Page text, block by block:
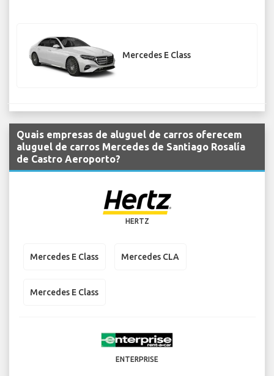
Mercedes E Class
Quais empresas de aluguel de carros oferecem
aluguel de carros Mercedes de Santiago Rosalía
de Castro Aeroporto?
HERTZ
Mercedes E Class Mercedes CLA
Mercedes E Class
ENTERPRISE